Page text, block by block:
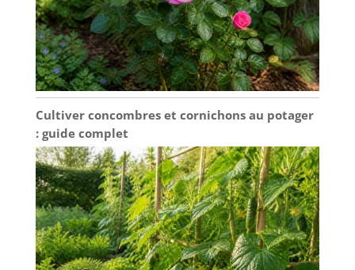
Cultiver concombres et cornichons au potager
: guide complet